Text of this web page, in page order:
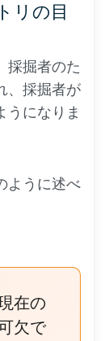
リの目
採掘者のた
、採掘者が
うになりま
ように述べ
在の
欠で